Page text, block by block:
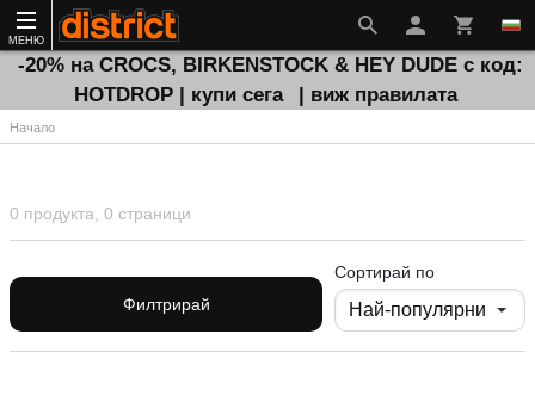
МЕНЮ
-20% на CROCS, BIRKENSTOCK & HEY DUDE с код:
HOTDROP | купи сега
| виж правилата
Начало
0 продукта, 0 страници
Филтрирай
Сортирай по